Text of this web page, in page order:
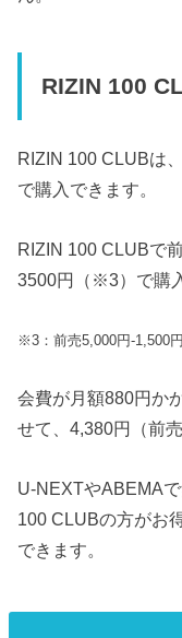
RIZIN 100
RIZIN 100 CLUBは
で購入できます。
RIZIN 100 CLUBで
3500円（※3）で購
※3：前売5,000円-1,500
会費が月額880円か
せて、4,380円（前
U-NEXTやABEMA
100 CLUBの方がお
できます。